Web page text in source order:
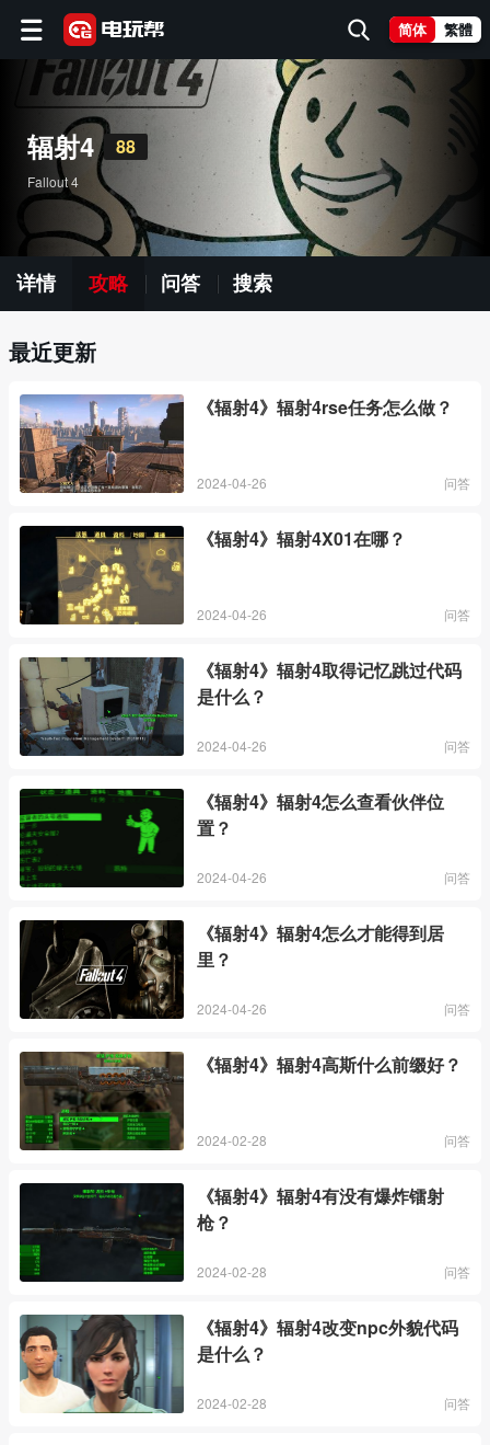
简体 繁體
辐射4 88
Fallout 4
详情 攻略 问答 搜索
最近更新
《辐射4》辐射4rse任务怎么做？
2024-04-26 问答
《辐射4》辐射4X01在哪？
2024-04-26 问答
《辐射4》辐射4取得记忆跳过代码
是什么？
2024-04-26 问答
《辐射4》辐射4怎么查看伙伴位
置？
2024-04-26 问答
《辐射4》辐射4怎么才能得到居
里？
2024-04-26 问答
《辐射4》辐射4高斯什么前缀好？
2024-02-28 问答
《辐射4》辐射4有没有爆炸镭射
枪？
2024-02-28 问答
《辐射4》辐射4改变npc外貌代码
是什么？
2024-02-28 问答